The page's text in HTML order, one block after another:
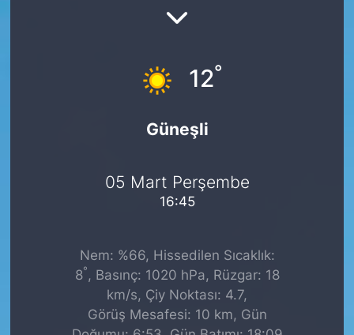
12°
Güneşli
05 Mart Perşembe
16:45
Nem: %66, Hissedilen Sıcaklık:
8° , Basınç: 1020 hPa, Rüzgar: 18
km/s, Çiy Noktası: 4.7,
Görüş Mesafesi: 10 km, Gün